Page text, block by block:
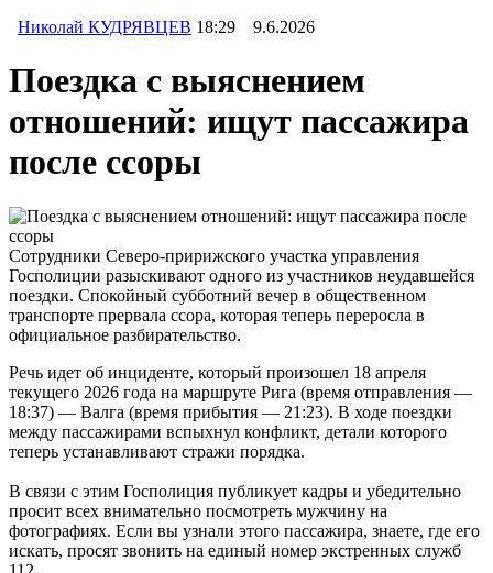
Николай КУДРЯВЦЕВ 18:29 9.6.2026
Поездка с выяснением
отношений: ищут пассажира
после ссоры
Сотрудники Северо-пририжского участка управления
Госполиции разыскивают одного из участников неудавшейся
поездки. Спокойный субботний вечер в общественном
транспорте прервала ссора, которая теперь переросла в
официальное разбирательство.
Речь идет об инциденте, который произошел 18 апреля
текущего 2026 года на маршруте Рига (время отправления —
18:37) — Валга (время прибытия — 21:23). В ходе поездки
между пассажирами вспыхнул конфликт, детали которого
теперь устанавливают стражи порядка.
В связи с этим Госполиция публикует кадры и убедительно
просит всех внимательно посмотреть мужчину на
фотографиях. Если вы узнали этого пассажира, знаете, где его
искать, просят звонить на единый номер экстренных служб